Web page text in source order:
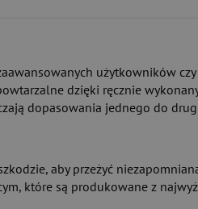
użytkowników
dzięki ręcznie
dopasowania jednego do
aby przeżyć
które są produkowane z